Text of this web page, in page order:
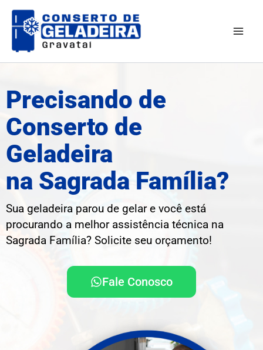
para
conteúdo
Precisando de
Conserto de
Geladeira
na Sagrada Família?
Sua geladeira parou de gelar e você está
procurando a melhor assistência técnica na
Sagrada Família? Solicite seu orçamento!
Fale Conosco